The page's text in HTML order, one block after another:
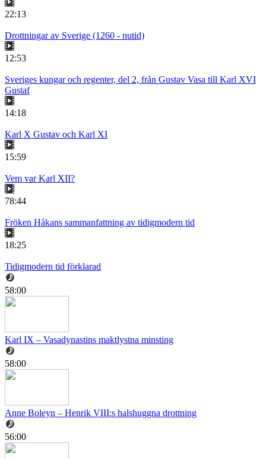
22:13
Drottningar av Sverige (1260 - nutid)
12:53
Sveriges kungar och regenter, del 2, från Gustav Vasa till Karl XVI
Gustaf
14:18
Karl X Gustav och Karl XI
15:59
Vem var Karl XII?
78:44
Fröken Håkans sammanfattning av tidigmodern tid
18:25
Tidigmodern tid förklarad
58:00
Karl IX – Vasadynastins maktlystna minsting
58:00
Anne Boleyn – Henrik VIII:s halshuggna drottning
56:00